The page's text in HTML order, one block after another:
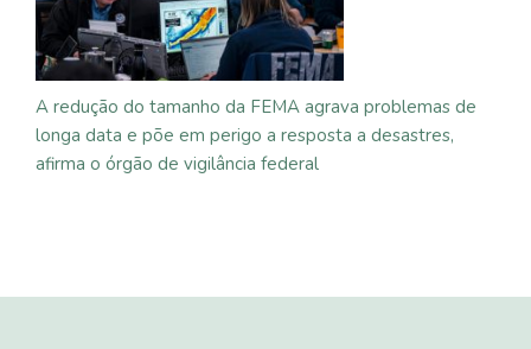
A redução do tamanho da FEMA agrava problemas de
longa data e põe em perigo a resposta a desastres,
afirma o órgão de vigilância federal